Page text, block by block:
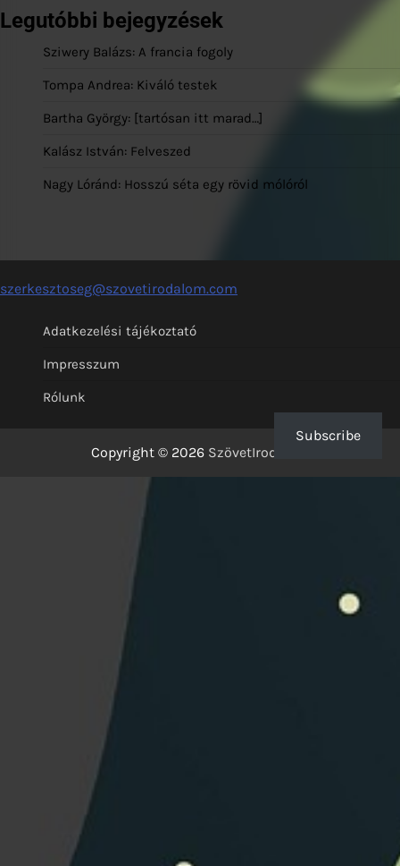
Legutóbbi bejegyzések
Sziwery Balázs: A francia fogoly
Tompa Andrea: Kiváló testek
Bartha György: [tartósan itt marad…]
Kalász István: Felveszed
Nagy Lóránd: Hosszú séta egy rövid mólóról
szerkesztoseg@szovetirodalom.com
Adatkezelési tájékoztató
Impresszum
Rólunk
Copyright © 2026 SzövetIrodalom
Subscribe